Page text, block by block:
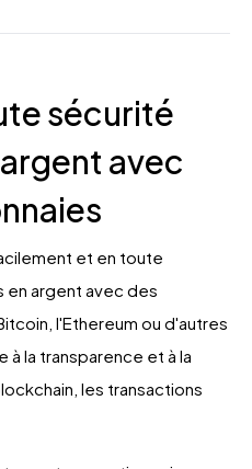
sécurité
avec
et en toute
argent avec des
l'Ethereum ou d'autres
à la transparence et à la
les transactions